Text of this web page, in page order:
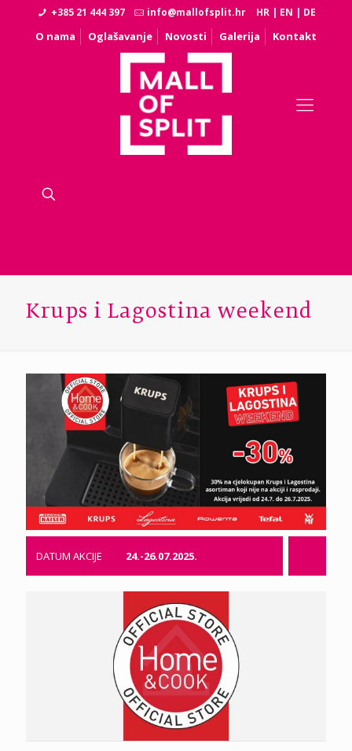
+385 21 444 397 info@mallofsplit.hr HR | EN | DE
O nama Oglašavanje Novosti Galerija Kontakt
Krups i Lagostina weekend
DATUM AKCIJE 24.-26.07.2025.